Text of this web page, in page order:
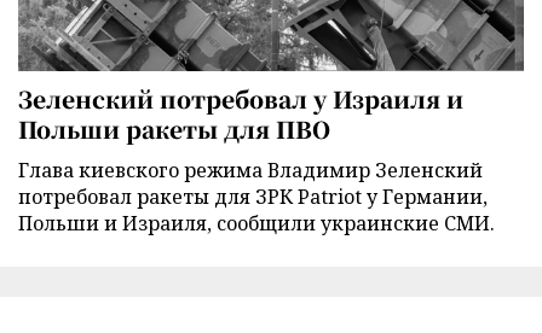
Зеленский потребовал у Израиля и
Польши ракеты для ПВО
Глава киевского режима Владимир Зеленский
потребовал ракеты для ЗРК Patriot у Германии,
Польши и Израиля, сообщили украинские СМИ.